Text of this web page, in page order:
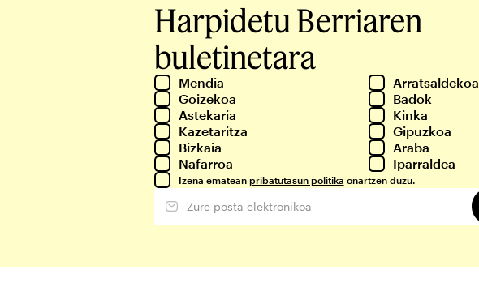
Harpidetu Berriaren
buletinetara
Mendia
Arratsaldekoa
Goizekoa
Badok
Astekaria
Kinka
Kazetaritza
Gipuzkoa
Bizkaia
Araba
Nafarroa
Iparraldea
Izena ematean pribatutasun politika onartzen duzu.